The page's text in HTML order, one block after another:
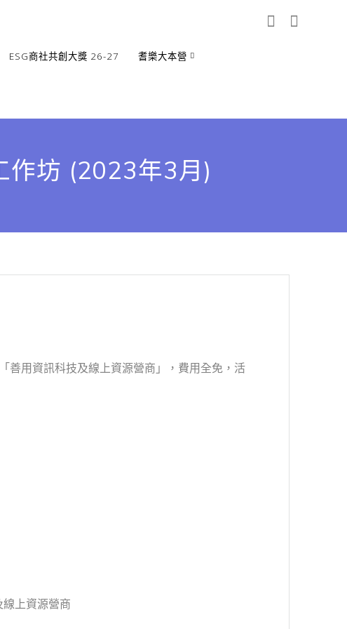
ESG商社共創大獎 26-27 耆樂大本營
作坊 (2023年3月)
善用資訊科技及線上資源營商」，費用全免，活
上資源營商